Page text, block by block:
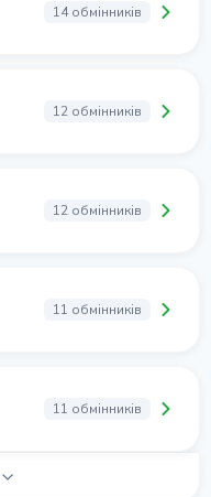
14 обмінників
12 обмінників
12 обмінників
11 обмінників
11 обмінників